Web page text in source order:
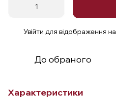
Увійти для відображення
До обраного
Характеристики